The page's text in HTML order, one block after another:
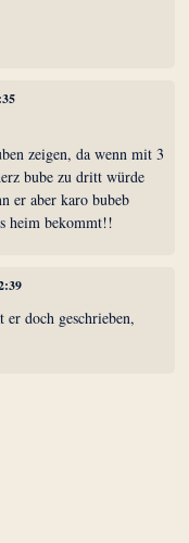
zeigen, da wenn mit 3
bube zu dritt würde
er aber karo bubeb
heim bekommt!!
doch geschrieben,